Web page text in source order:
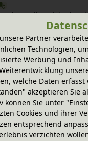
Schurwolle,
Schurwolle,
Farben
Schurwolle,
Farben
Partner
Technologien,
Werbung und
welche Daten
akzeptieren Sie
können Sie unter
Cookies und ihrer
entsprechend
verzichten